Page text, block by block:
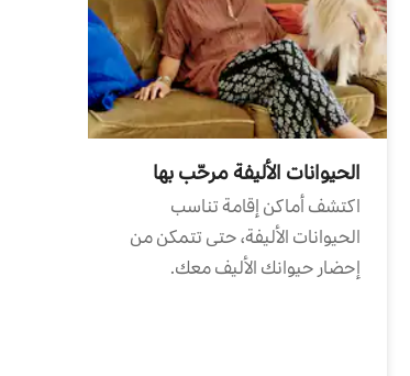
الحيوانات الأليفة مرحّب بها
اكتشف أماكن إقامة تناسب
الحيوانات الأليفة، حتى تتمكن من
إحضار حيوانك الأليف معك.